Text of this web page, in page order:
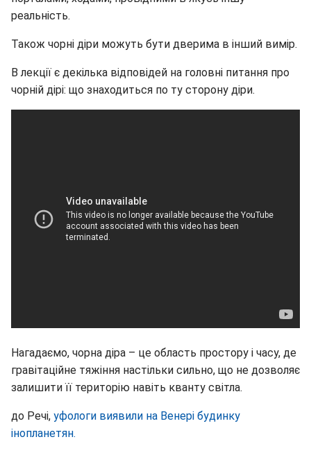
реальність.
Також чорні діри можуть бути дверима в інший вимір.
В лекції є декілька відповідей на головні питання про
чорній дірі: що знаходиться по ту сторону діри.
Нагадаємо, чорна діра – це область простору і часу, де
гравітаційне тяжіння настільки сильно, що не дозволяє
залишити її територію навіть кванту світла.
до Речі, уфологи виявили на Венері будинку
інопланетян.